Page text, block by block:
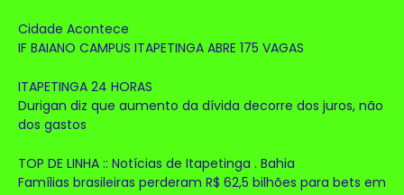
Cidade Acontece
IF BAIANO CAMPUS ITAPETINGA ABRE 175 VAGAS
ITAPETINGA 24 HORAS
Durigan diz que aumento da dívida decorre dos juros, não
dos gastos
TOP DE LINHA :: Notícias de Itapetinga . Bahia
Famílias brasileiras perderam R$ 62,5 bilhões para bets em